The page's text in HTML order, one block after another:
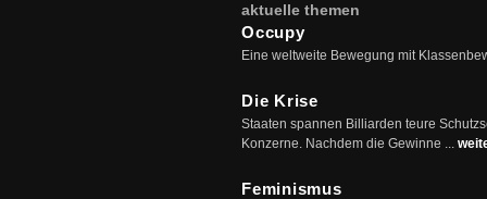
aktuelle themen
Occupy
Eine weltweite Bewegung mit
Die Krise
Staaten spannen Billiarden teure
Konzerne. Nachdem die Gewinne ...
Feminismus